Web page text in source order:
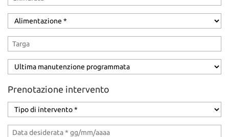
Prenotazione intervento